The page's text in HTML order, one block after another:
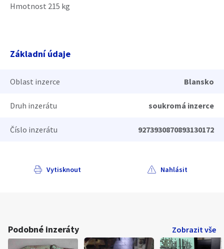
Hmotnost 215 kg
Základní údaje
Oblast inzerce Blansko
Druh inzerátu soukromá inzerce
Číslo inzerátu 9273930870893130172
Vytisknout Nahlásit
Podobné inzeráty Zobrazit vše